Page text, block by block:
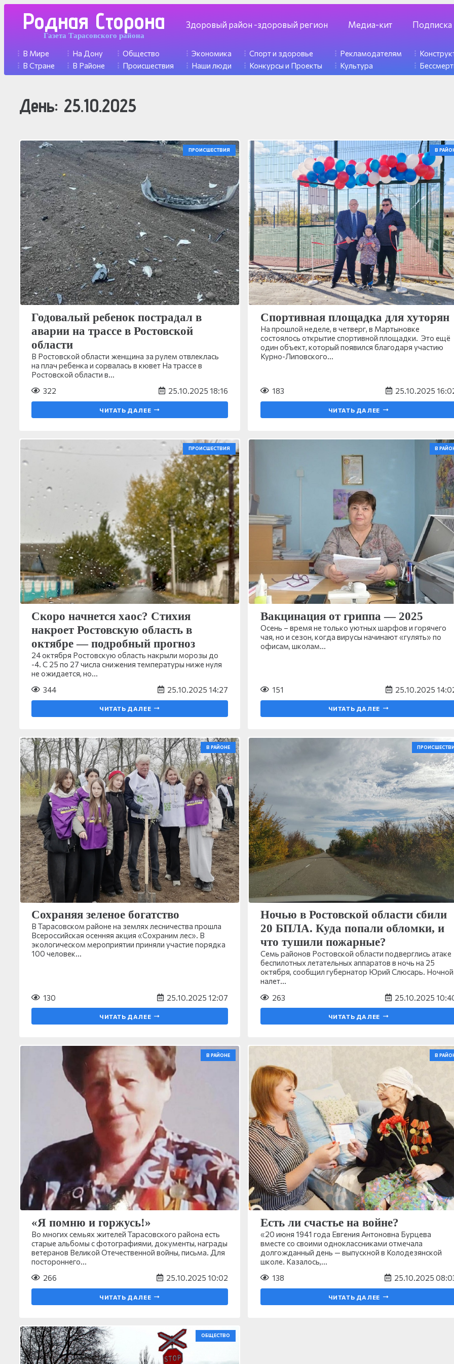
Родная Сторона
Газета Тарасовского района
Здоровый район -здоровый регион Медиа-кит Подписка
В Мире
В Стране
На Дону
В Районе
Общество
Происшествия
Экономика
Наши люди
Спорт и здоровье
Конкурсы и Проекты
Рекламодателям
Культура
День: 25.10.2025
ПРОИСШЕСТВИЯ
Годовалый ребенок пострадал в
аварии на трассе в Ростовской
области
В Ростовской области женщина за рулем отвлеклась
на плач ребенка и сорвалась в кювет На трассе в
Ростовской области в…
322
25.10.2025 18:16
ЧИТАТЬ ДАЛЕЕ
В
Спортивная площадка для хуторян
На прошлой неделе, в четверг, в Мартыновке
состоялось открытие спортивной площадки. Это ещё
один объект, который появился благодаря участию
Курно-Липовского…
183 25.10.2025
ЧИТАТЬ ДАЛЕЕ
ПРОИСШЕСТВИЯ
Скоро начнется хаос? Стихия
накроет Ростовскую область в
октябре — подробный прогноз
24 октября Ростовскую область накрыли морозы до
-4. С 25 по 27 числа снижения температуры ниже нуля
не ожидается, но…
344
25.10.2025 14:27
ЧИТАТЬ ДАЛЕЕ
В
Вакцинация от гриппа — 2025
Осень – время не только уютных шарфов и горячего
чая, но и сезон, когда вирусы начинают «гулять» по
офисам, школам…
151 25.10.2025
ЧИТАТЬ ДАЛЕЕ
В РАЙОНЕ
Сохраняя зеленое богатство
В Тарасовском районе на землях лесничества прошла
Всероссийская осенняя акция «Сохраним лес». В
экологическом мероприятии приняли участие порядка
100 человек…
130 25.10.2025 12:07
ЧИТАТЬ ДАЛЕЕ
Ночью в Ростовской области сбили
20 БПЛА. Куда попали обломки, и
что тушили пожарные?
Семь районов Ростовской области подверглись атаке
беспилотных летательных аппаратов в ночь на 25
октября, сообщил губернатор Юрий Слюсарь. Ночной
налет…
263
25.10.2025
ЧИТАТЬ ДАЛЕЕ
В РАЙОНЕ
«Я помню и горжусь!»
Во многих семьях жителей Тарасовского района есть
старые альбомы с фотографиями, документы, награды
ветеранов Великой Отечественной войны, письма. Для
постороннего…
266
25.10.2025 10:02
ЧИТАТЬ ДАЛЕЕ
В
Есть ли счастье на войне?
«20 июня 1941 года Евгения Антоновна Бурцева
вместе со своими одноклассниками отмечала
долгожданный день — выпускной в Колодезянской
школе. Казалось,…
138
25.10.2025
ЧИТАТЬ ДАЛЕЕ
ОБЩЕСТВО